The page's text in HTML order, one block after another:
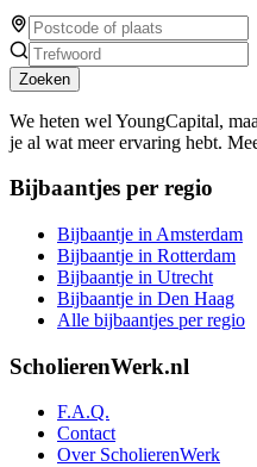
Zoeken
We heten wel YoungCapital,
je al wat meer ervaring hebt.
Bijbaantjes per regio
Bijbaantje in Amsterdam
Bijbaantje in Rotterdam
Bijbaantje in Utrecht
Bijbaantje in Den Haag
Alle bijbaantjes per regio
ScholierenWerk.nl
F.A.Q.
Contact
Over ScholierenWerk